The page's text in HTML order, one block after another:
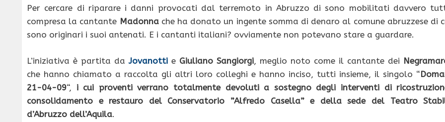
Per cercare di riparare i danni provocati dal terremoto in Abruzzo di sono mobilitati davvero
compresa la cantante Madonnache ha donato un ingente somma di denaro al comune abruzzese di
sono originari i suoi antenati. E i cantanti italiani? ovviamente non potevano stare a guardare.
L’iniziativa è partita daJovanotti e Giuliano Sangiorgi, meglio noto come il cantante dei
che hanno chiamato a raccolta gli altri loro colleghi e hanno inciso, tutti insieme, il singolo “
21-04-09“, i cui proventi verrano totalmente devoluti a sostegno degli interventi di
consolidamento e restauro del Conservatorio ”Alfredo Casella” e della sede del Teatro
d’Abruzzo dell’Aquila.